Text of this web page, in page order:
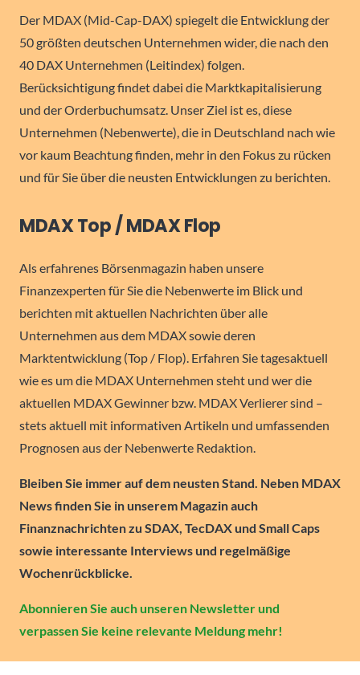
Der MDAX (Mid-Cap-DAX) spiegelt die Entwicklung der
50 größten deutschen Unternehmen wider, die nach den
40 DAX Unternehmen (Leitindex) folgen.
Berücksichtigung findet dabei die Marktkapitalisierung
und der Orderbuchumsatz. Unser Ziel ist es, diese
Unternehmen (Nebenwerte), die in Deutschland nach wie
vor kaum Beachtung finden, mehr in den Fokus zu rücken
und für Sie über die neusten Entwicklungen zu berichten.
MDAX Top / MDAX Flop
Als erfahrenes Börsenmagazin haben unsere
Finanzexperten für Sie die Nebenwerte im Blick und
berichten mit aktuellen Nachrichten über alle
Unternehmen aus dem MDAX sowie deren
Marktentwicklung (Top / Flop). Erfahren Sie tagesaktuell
wie es um die MDAX Unternehmen steht und wer die
aktuellen MDAX Gewinner bzw. MDAX Verlierer sind –
stets aktuell mit informativen Artikeln und umfassenden
Prognosen aus der Nebenwerte Redaktion.
Bleiben Sie immer auf dem neusten Stand. Neben MDAX
News finden Sie in unserem Magazin auch
Finanznachrichten zu SDAX, TecDAX und Small Caps
sowie interessante Interviews und regelmäßige
Wochenrückblicke.
Abonnieren Sie auch unseren Newsletter und
verpassen Sie keine relevante Meldung mehr!